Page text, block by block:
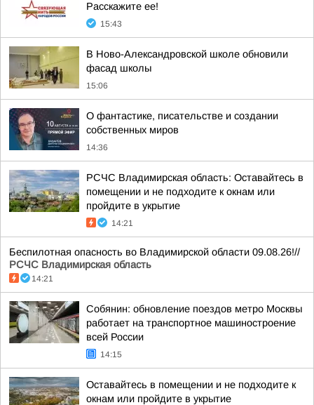
Расскажите ее!
15:43
В Ново-Александровской школе обновили
фасад школы
15:06
О фантастике, писательстве и создании
собственных миров
14:36
РСЧС Владимирская область: Оставайтесь в
помещении и не подходите к окнам или
пройдите в укрытие
14:21
Беспилотная опасность во Владимирской области 09.08.26!//
РСЧС Владимирская область
14:21
Собянин: обновление поездов метро Москвы
работает на транспортное машиностроение
всей России
14:15
Оставайтесь в помещении и не подходите к
окнам или пройдите в укрытие